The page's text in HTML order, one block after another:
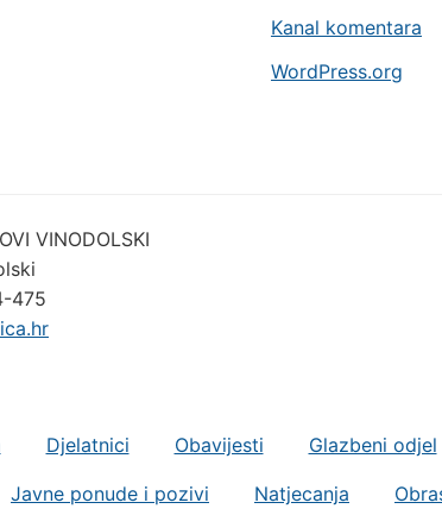
Kanal komentara
WordPress.org
VINODOLSKI
475
Djelatnici Obavijesti Glazbeni odjel
Javne ponude i pozivi Natjecanja